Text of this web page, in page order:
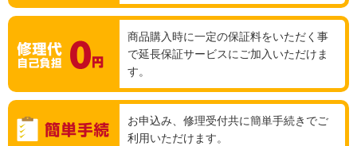
商品購入時に一定の保証料をいただく事
で延長保証サービスにご加入いただけま
す。
お申込み、修理受付共に簡単手続きでご
利用いただけます。